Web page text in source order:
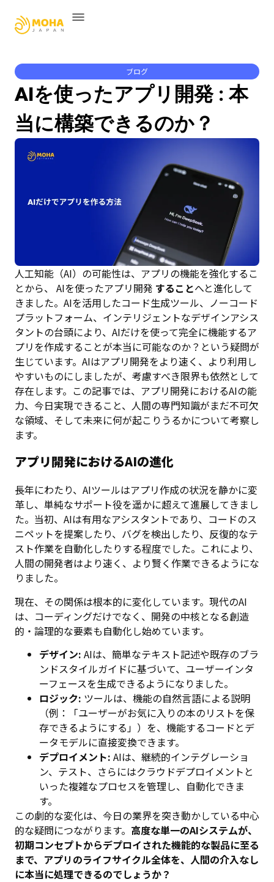
ブログ
AIを使ったアプリ開発 : 本
当に構築できるのか？
人工知能（AI）の可能性は、アプリの機能を強化するこ
とから、 AIを使ったアプリ開発 することへと進化して
きました。AIを活用したコード生成ツール、ノーコード
プラットフォーム、インテリジェントなデザインアシス
タントの台頭により、AIだけを使って完全に機能するア
プリを作成することが本当に可能なのか？という疑問が
生じています。AIはアプリ開発をより速く、より利用し
やすいものにしましたが、考慮すべき限界も依然として
存在します。この記事では、アプリ開発におけるAIの能
力、今日実現できること、人間の専門知識がまだ不可欠
な領域、そして未来に何が起こりうるかについて考察し
ます。
アプリ開発におけるAIの進化
長年にわたり、AIツールはアプリ作成の状況を静かに変
革し、単純なサポート役を遥かに超えて進展してきまし
た。当初、AIは有用なアシスタントであり、コードのス
ニペットを提案したり、バグを検出したり、反復的なテ
スト作業を自動化したりする程度でした。これにより、
人間の開発者はより速く、より賢く作業できるようにな
りました。
現在、その関係は根本的に変化しています。現代のAI
は、コーディングだけでなく、開発の中核となる創造
的・論理的な要素も自動化し始めています。
デザイン: AIは、簡単なテキスト記述や既存のブラ
ンドスタイルガイドに基づいて、ユーザーインタ
ーフェースを生成できるようになりました。
ロジック: ツールは、機能の自然言語による説明
（例：「ユーザーがお気に入りの本のリストを保
存できるようにする」）を、機能するコードとデ
ータモデルに直接変換できます。
デプロイメント: AIは、継続的インテグレーショ
ン、テスト、さらにはクラウドデプロイメントと
いった複雑なプロセスを管理し、自動化できま
す。
この劇的な変化は、今日の業界を突き動かしている中心
的な疑問につながります。 高度な単一のAIシステムが、
初期コンセプトからデプロイされた機能的な製品に至る
まで、アプリのライフサイクル全体を、人間の介入なし
に本当に処理できるのでしょうか？